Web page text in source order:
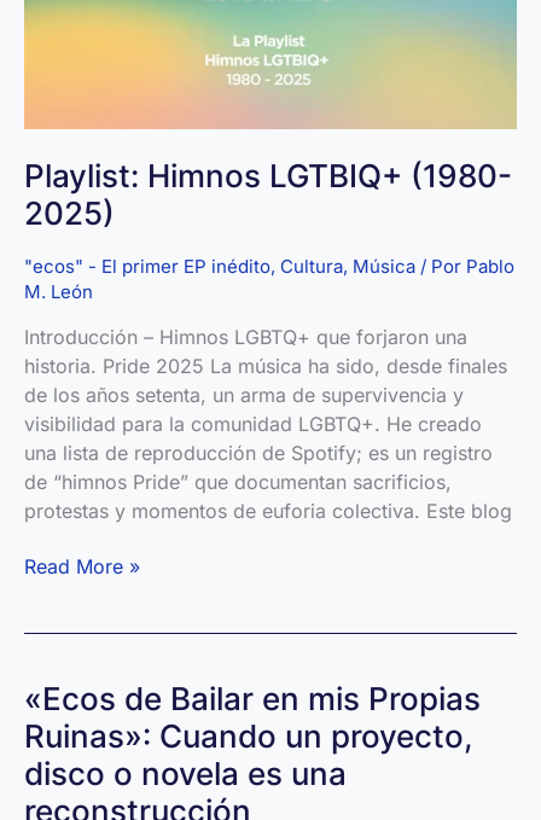
en
de
vida
Playlist: Himnos LGTBIQ+ (1980-
2025)
"ecos" - El primer EP inédito, Cultura, Música / Por Pablo
M. León
Introducción – Himnos LGBTQ+ que forjaron una
historia. Pride 2025 La música ha sido, desde finales
de los años setenta, un arma de supervivencia y
visibilidad para la comunidad LGBTQ+. He creado
una lista de reproducción de Spotify; es un registro
de “himnos Pride” que documentan sacrificios,
protestas y momentos de euforia colectiva. Este blog
Playlist:
2025)
Read More »
«Ecos de Bailar en mis Propias
Ruinas»: Cuando un proyecto,
disco o novela es una
reconstrucción